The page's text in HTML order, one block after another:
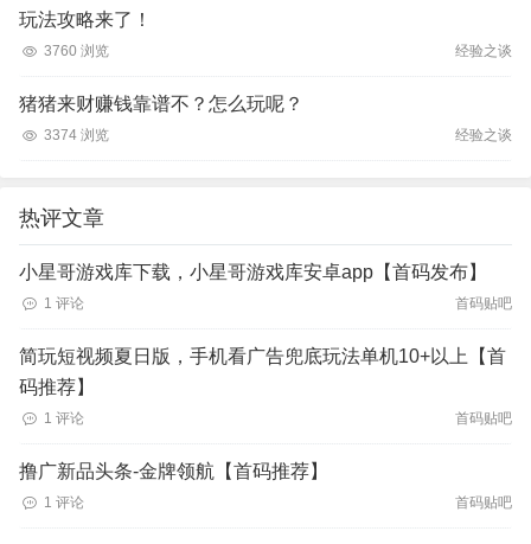
玩法攻略来了！
3760 浏览 经验之谈
猪猪来财赚钱靠谱不？怎么玩呢？
3374 浏览 经验之谈
热评文章
小星哥游戏库下载，小星哥游戏库安卓app【首码发布】
1 评论 首码贴吧
简玩短视频夏日版，手机看广告兜底玩法单机10+以上【首
码推荐】
1 评论 首码贴吧
撸广新品头条-金牌领航【首码推荐】
1 评论 首码贴吧